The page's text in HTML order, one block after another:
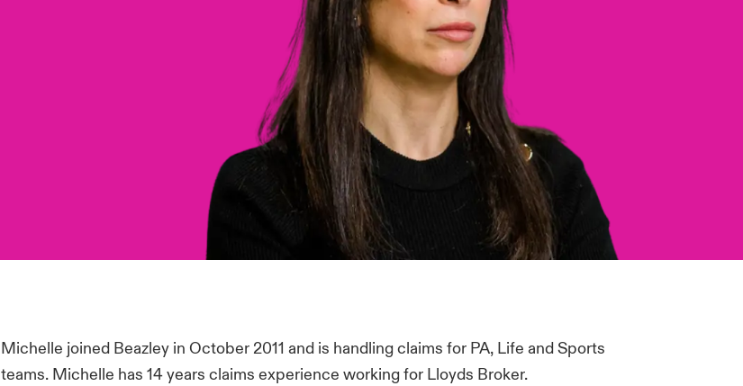
Michelle joined Beazley in October 2011 and is handling claims for PA, Life and Sports
teams. Michelle has 14 years claims experience working for Lloyds Broker.